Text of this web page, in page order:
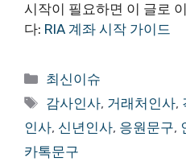
시작이 필요하면 이 글로
다: RIA 계좌 시작 가이드
카
테
리
최신이슈
태
그
감사인사, 거래처인사,
인사, 신년인사, 응원문구,
카톡문구